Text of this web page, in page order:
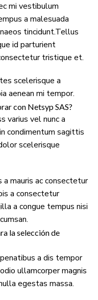
mi vestibulum
a malesuada
tincidunt.Tellus
id parturient
tristique et.
scelerisque a
aenean mi tempor.
con Netsyp SAS?
varius vel nunc a
condimentum sagittis
scelerisque
mauris ac consectetur
a consectetur
a congue tempus nisi
la selección de
a dis tempor
ullamcorper magnis
egestas massa.